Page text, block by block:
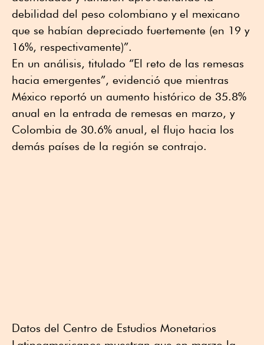
debilidad del peso colombiano y el mexicano
que se habían depreciado fuertemente (en 19 y
16%, respectivamente)”.
En un análisis, titulado “El reto de las remesas
hacia emergentes”, evidenció que mientras
México reportó un aumento histórico de 35.8%
anual en la entrada de remesas en marzo, y
Colombia de 30.6% anual, el flujo hacia los
demás países de la región se contrajo.
Datos del Centro de Estudios Monetarios